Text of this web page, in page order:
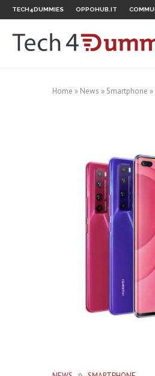
TECH4DUMMIES OPPOHUB.IT
Home » News » Smartphone »